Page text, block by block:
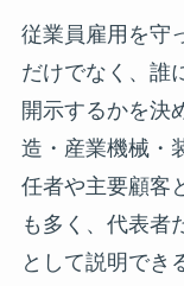
従業員雇用を守
だけでなく、誰
開示するかを決
造・産業機械・
任者や主要顧客
も多く、代表者
として説明でき